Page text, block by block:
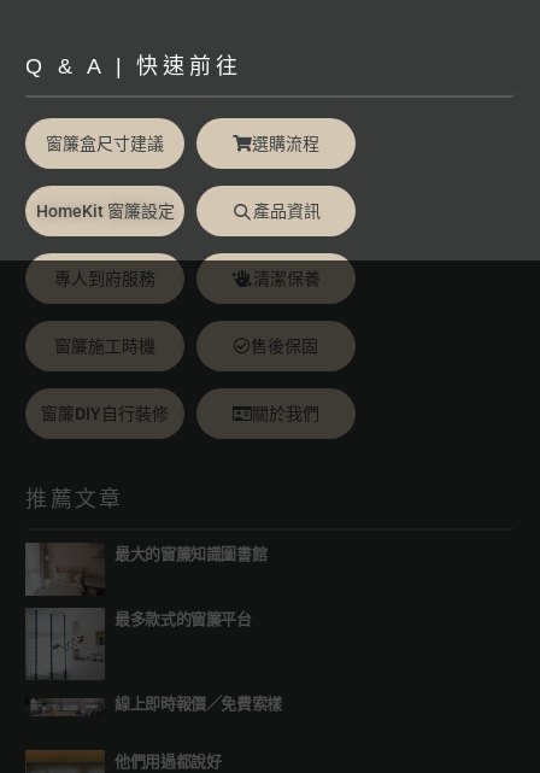
Q & A | 快速前往
窗簾盒尺寸建議 選購流程
HomeKit 窗簾設定 產品資訊
專人到府服務 清潔保養
窗簾施工時機 售後保固
窗簾DIY自行裝修 關於我們
推薦文章
最大的窗簾知識圖書館
最多款式的窗簾平台
線上即時報價／免費索樣
他們用過都說好